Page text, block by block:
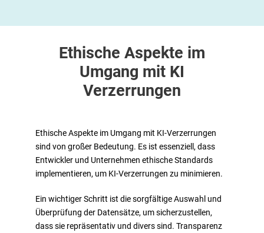
Ethische Aspekte im
Umgang mit KI
Verzerrungen
Ethische Aspekte im Umgang mit KI-Verzerrungen
sind von großer Bedeutung. Es ist essenziell, dass
Entwickler und Unternehmen ethische Standards
implementieren, um KI-Verzerrungen zu minimieren.
Ein wichtiger Schritt ist die sorgfältige Auswahl und
Überprüfung der Datensätze, um sicherzustellen,
dass sie repräsentativ und divers sind. Transparenz